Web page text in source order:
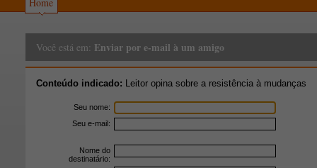
Você está em: Enviar por e-mail à um amigo
Conteúdo indicado: Leitor opina sobre a resistência à mudanças
Seu nome:
Seu e-mail:
Nome do
destinatário: